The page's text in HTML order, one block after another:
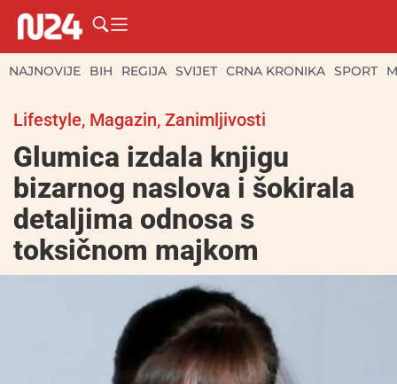
NAJNOVIJE BIH REGIJA SVIJET CRNA KRONIKA SPORT
Lifestyle, Magazin, Zanimljivosti
Glumica izdala knjigu
bizarnog naslova i šokirala
detaljima odnosa s
toksičnom majkom